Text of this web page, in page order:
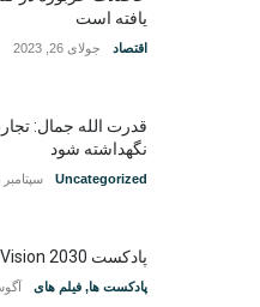
یافته است
اقتصاد جولای 26, 2023
قدرت الله جمال:
نگهداشته شود
Uncategorized سپتامبر 13, 2023
پادکست Vision 2030 - قسمت 2
پادکست ها, فیلم های آگوست